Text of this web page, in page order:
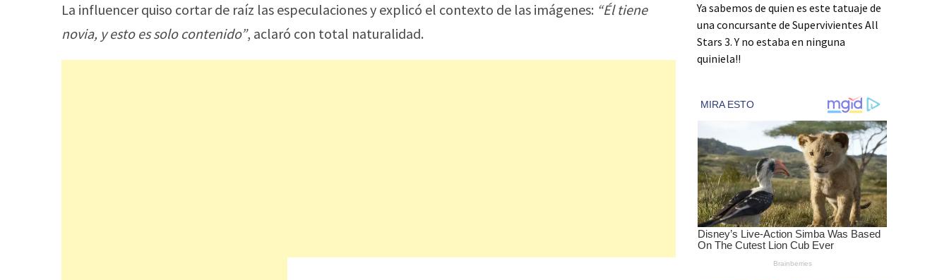
La influencer quiso cortar de raíz las especulaciones y explicó el contexto de las imágenes: “Él tiene
novia, y esto es solo contenido”, aclaró con total naturalidad.
Ya sabemos de quien es este tatuaje de
una concursante de Supervivientes All
Stars 3. Y no estaba en ninguna
quiniela!!